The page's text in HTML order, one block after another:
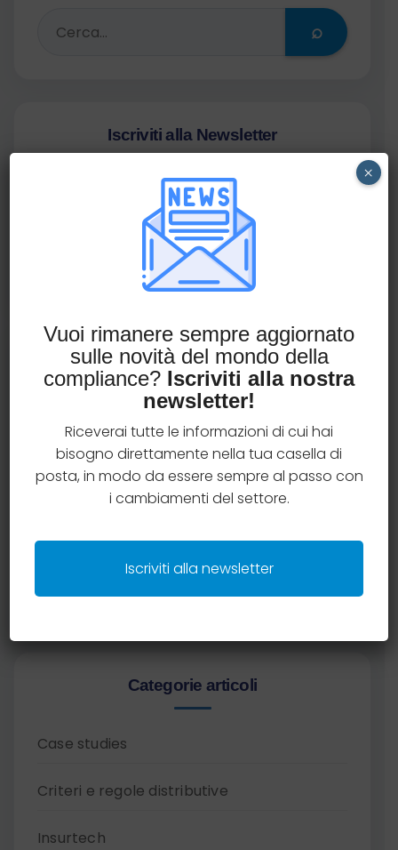
⌕
Iscriviti alla Newsletter
Non perderti le ultime novità in ambito
compliance.
Iscriviti alla newsletter
Richiedi una consulenza
gratuita
Hai qualche dubbio in materia di compliance
assicurativa?
Prenota una consulenza gratuita con il team
Categorie articoli
Case studies
Criteri e regole distributive
Insurtech
Vuoi rimanere sempre aggiornato
sulle novità del mondo della
compliance? Iscriviti alla nostra
newsletter!
Riceverai tutte le informazioni di cui hai
bisogno direttamente nella tua casella di
posta, in modo da essere sempre al passo con
i cambiamenti del settore.
Iscriviti alla newsletter
×